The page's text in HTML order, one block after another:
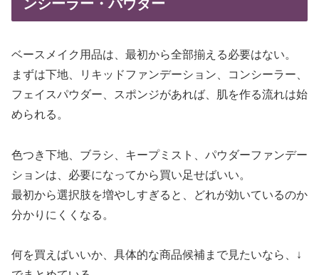
ンシーラー・パウダー
ベースメイク用品は、最初から全部揃える必要はない。
まずは下地、リキッドファンデーション、コンシーラー、
フェイスパウダー、スポンジがあれば、肌を作る流れは始
められる。
色つき下地、ブラシ、キープミスト、パウダーファンデー
ションは、必要になってから買い足せばいい。
最初から選択肢を増やしすぎると、どれが効いているのか
分かりにくくなる。
何を買えばいいか、具体的な商品候補まで見たいなら、↓